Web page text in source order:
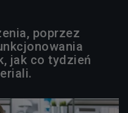
poprzez
jak co tydzień